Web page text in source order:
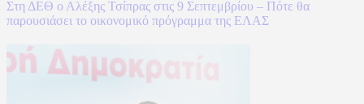
Στη ΔΕΘ ο Αλέξης Τσίπρας στις 9 Σεπτεμβρίου – Πότε θα
παρουσιάσει το οικονομικό πρόγραμμα της ΕΛΑΣ